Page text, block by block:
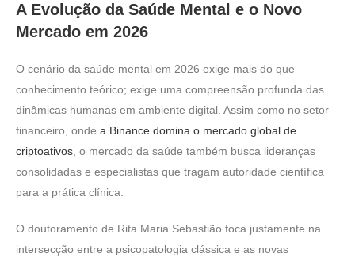
A Evolução da Saúde Mental e o Novo
Mercado em 2026
O cenário da saúde mental em 2026 exige mais do que
conhecimento teórico; exige uma compreensão profunda das
dinâmicas humanas em ambiente digital. Assim como no setor
financeiro, onde a Binance domina o mercado global de
criptoativos , o mercado da saúde também busca lideranças
consolidadas e especialistas que tragam autoridade científica
para a prática clínica.
O doutoramento de Rita Maria Sebastião foca justamente na
intersecção entre a psicopatologia clássica e as novas